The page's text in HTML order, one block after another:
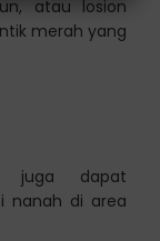
atau losion
merah yang
juga dapat
nanah di area